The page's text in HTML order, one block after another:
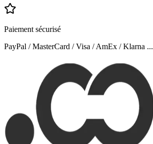
Paiement sécurisé
PayPal / MasterCard / Visa / AmEx / Klarna ...